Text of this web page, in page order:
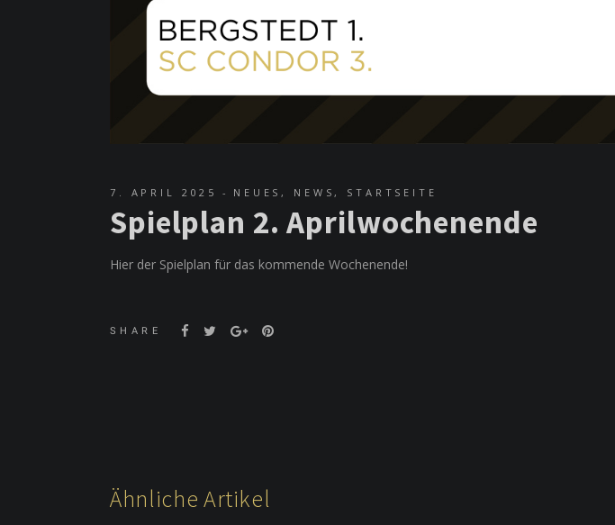
7. APRIL 2025 NEUES , NEWS , STARTSEITE
Spielplan 2. Aprilwochenende
Hier der Spielplan für das kommende Wochenende!
SHARE
Ähnliche Artikel